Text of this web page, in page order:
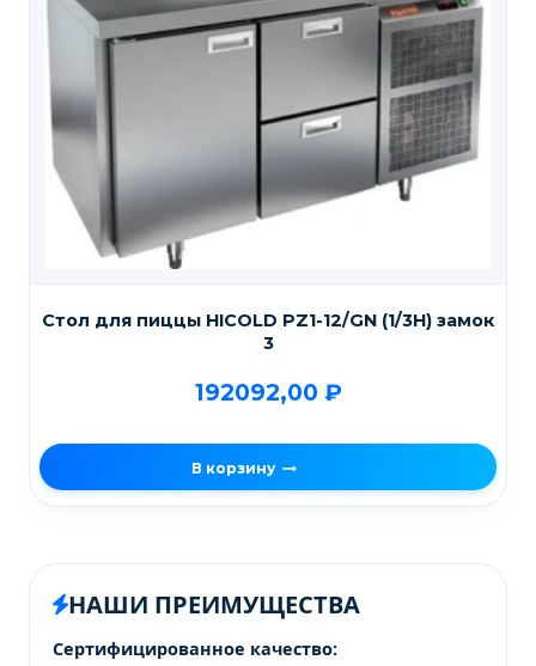
Стол для пиццы HICOLD PZ1-12/GN (1/3H) замок
3
192092,00 ₽
В корзину
НАШИ ПРЕИМУЩЕСТВА
Сертифицированное качество: